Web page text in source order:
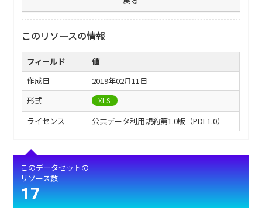
このリソースの情報
フィールド
値
作成日
2019年02月11日
形式
XLS
ライセンス 公共データ利用規約第1.0版（PDL1.0）
このデータセットの
リソース数
17